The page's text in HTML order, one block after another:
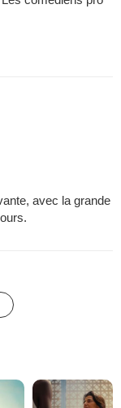
avec la grande